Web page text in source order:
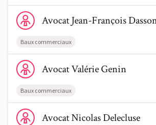
Voir le profil de AvocatJean-François
AvocatJean-François
Baux commerciaux
Voir le profil de AvocatValérie Genin
AvocatValérieGenin
Baux commerciaux
Voir le profil de AvocatNicolas Delecluse
AvocatNicolasDelecluse